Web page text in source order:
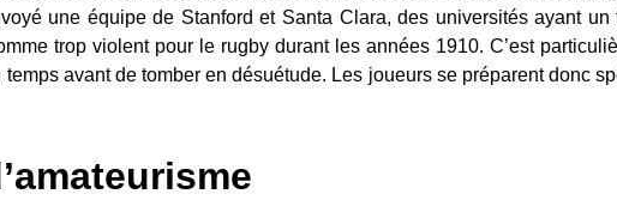
une équipe de Stanford et Santa Clara, des universités ayant un
trop violent pour le rugby durant les années 1910. C’est
avant de tomber en désuétude. Les joueurs se préparent donc